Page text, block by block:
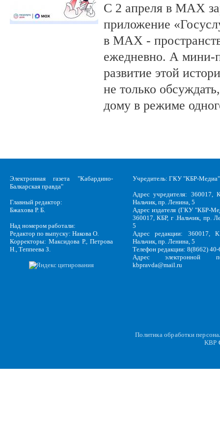
С 2 апреля в MAX
приложение
в MAX -
ежедневно. А мини-
развитие этой
не только
дому в режиме
Электронная газета "Кабардино-
Балкарская правда"
Главный редактор:
Бжахова Р. Б.
Над номером работали:
Редактор по выпуску: Накова О.
Корректоры: Максидова Р., Петрова
Н., Теппеева З.
Учредитель: ГКУ "КБР-Медиа"
Адрес учредителя: 360017,
Нальчик, пр. Ленина, 5
Адрес издателя (ГКУ "КБР-
360017, КБР, г .Нальчик, пр.
5
Адрес редакции: 360017,
Нальчик, пр. Ленина, 5
Телефон редакции: 8(8662)
Адрес электронной
kbpravda@mail.ru
Политика обработки
KBP